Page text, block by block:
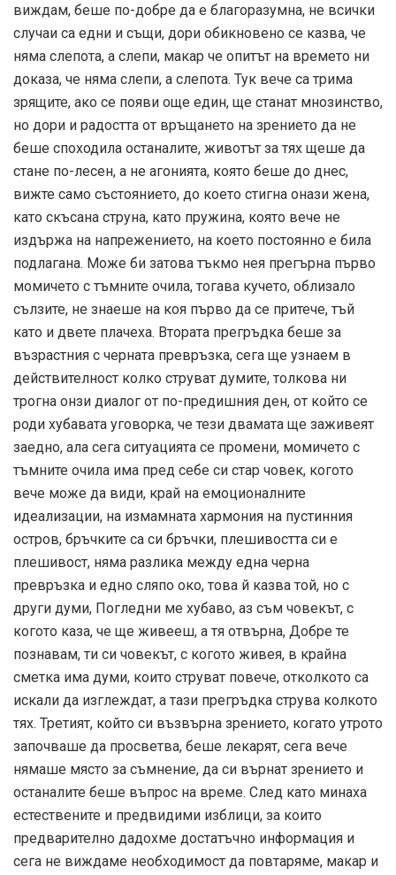
виждам, беше по-добре да е благоразумна, не всички
случаи са едни и същи, дори обикновено се казва, че
няма слепота, а слепи, макар че опитът на времето ни
доказа, че няма слепи, а слепота. Тук вече са трима
зрящите, ако се появи още един, ще станат мнозинство,
но дори и радостта от връщането на зрението да не
беше споходила останалите, животът за тях щеше да
стане по-лесен, а не агонията, която беше до днес,
вижте само състоянието, до което стигна онази жена,
като скъсана струна, като пружина, която вече не
издържа на напрежението, на което постоянно е била
подлагана. Може би затова тъкмо нея прегърна първо
момичето с тъмните очила, тогава кучето, облизало
сълзите, не знаеше на коя първо да се притече, тъй
като и двете плачеха. Втората прегръдка беше за
възрастния с черната превръзка, сега ще узнаем в
действителност колко струват думите, толкова ни
трогна онзи диалог от по-предишния ден, от който се
роди хубавата уговорка, че тези двамата ще заживеят
заедно, ала сега ситуацията се промени, момичето с
тъмните очила има пред себе си стар човек, когото
вече може да види, край на емоционалните
идеализации, на измамната хармония на пустинния
остров, бръчките са си бръчки, плешивостта си е
плешивост, няма разлика между една черна
превръзка и едно сляпо око, това й казва той, но с
други думи, Погледни ме хубаво, аз съм човекът, с
когото каза, че ще живееш, а тя отвърна, Добре те
познавам, ти си човекът, с когото живея, в крайна
сметка има думи, които струват повече, отколкото са
искали да изглеждат, а тази прегръдка струва колкото
тях. Третият, който си възвърна зрението, когато утрото
започваше да просветва, беше лекарят, сега вече
нямаше място за съмнение, да си върнат зрението и
останалите беше въпрос на време. След като минаха
естествените и предвидими изблици, за които
предварително дадохме достатъчно информация и
сега не виждаме необходимост да повтаряме, макар и